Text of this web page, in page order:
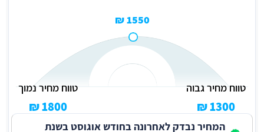
1550 ₪
טווח מחיר גבוה
1300 ₪
טווח מחיר נמוך
1800 ₪
המחיר נבדק לאחרונה בחודש אוגוסט בשנת